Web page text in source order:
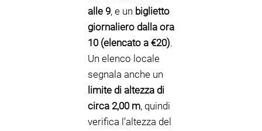
alle 9, e un biglietto
giornaliero dalla ora
10 (elencato a €20).
Un elenco locale
segnala anche un
limite di altezza di
circa 2,00 m, quindi
verifica l’altezza del